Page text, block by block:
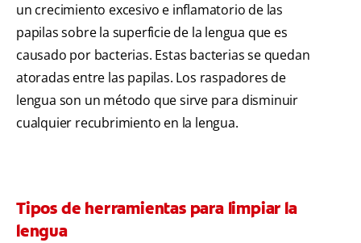
un crecimiento excesivo e inflamatorio de las
papilas sobre la superficie de la lengua que es
causado por bacterias. Estas bacterias se quedan
atoradas entre las papilas. Los raspadores de
lengua son un método que sirve para disminuir
cualquier recubrimiento en la lengua.
Tipos de herramientas para limpiar la
lengua